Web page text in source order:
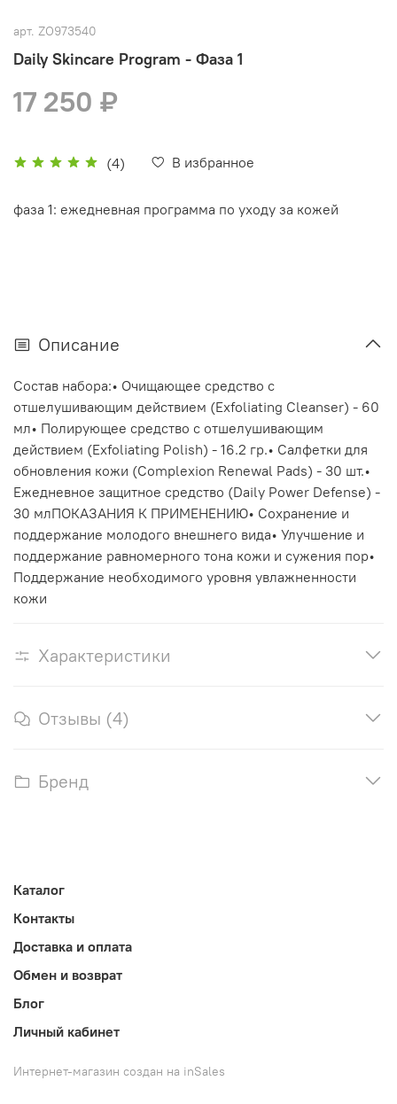
арт. ZO973540
Daily Skincare Program - Фаза 1
(4) В избранное
17 250 ₽
фаза 1: ежедневная программа по уходу за кожей
Описание
Состав набора:• Очищающее средство с
отшелушивающим действием (Exfoliating Cleanser) - 60
мл• Полирующее средство с отшелушивающим
действием (Exfoliating Polish) - 16.2 гр.• Салфетки для
обновления кожи (Complexion Renewal Pads) - 30 шт.•
Ежедневное защитное средство (Daily Power Defense) -
30 млПОКАЗАНИЯ К ПРИМЕНЕНИЮ• Сохранение и
поддержание молодого внешнего вида• Улучшение и
поддержание равномерного тона кожи и сужения пор•
Поддержание необходимого уровня увлажненности
кожи
Характеристики
Отзывы (4)
Бренд
Каталог
Контакты
Доставка и оплата
Обмен и возврат
Блог
Личный кабинет
Интернет-магазин создан на inSales